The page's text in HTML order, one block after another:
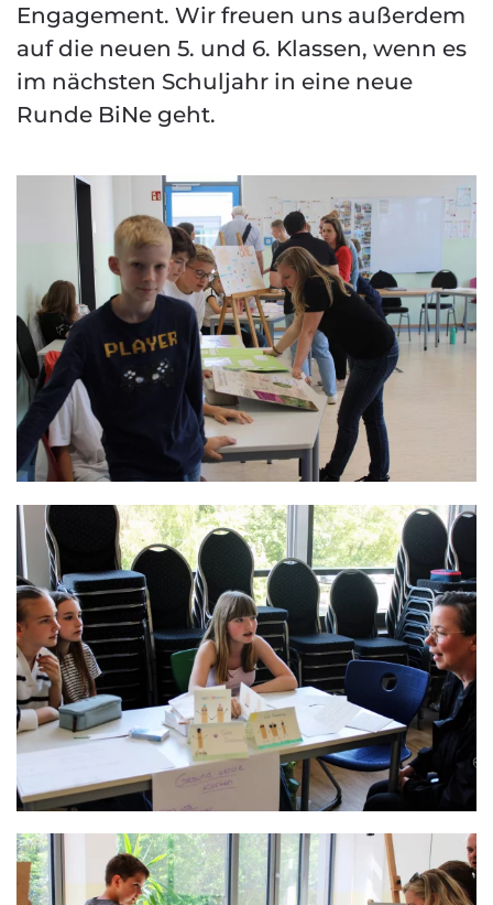
Engagement. Wir freuen uns außerdem
auf die neuen 5. und 6. Klassen, wenn es
im nächsten Schuljahr in eine neue
Runde BiNe geht.